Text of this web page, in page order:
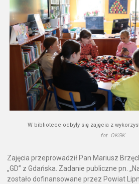
W bibliotece odbyły się zajęcia z
fot. OKGK
Zajęcia przeprowadził Pan Mariusz
„GD” z Gdańska. Zadanie publiczne pn.
zostało dofinansowane przez Powiat